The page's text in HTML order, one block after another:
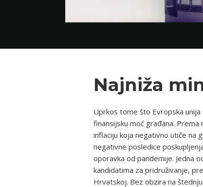
Najniža
Uprkos tome što Evropska
finansijsku moć građana.
inflaciju koja negativno utiče na
negativne posledice
oporavka od pandemije. Jedna
kandidatima za pridruživanje,
Hrvatskoj. Bez obzira na